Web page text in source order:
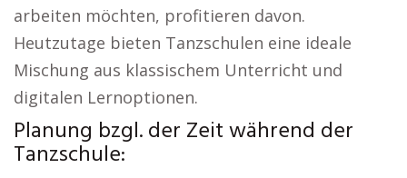
arbeiten möchten, profitieren davon.
Heutzutage bieten Tanzschulen eine ideale
Mischung aus klassischem Unterricht und
digitalen Lernoptionen.
Planung bzgl. der Zeit während der
Tanzschule: